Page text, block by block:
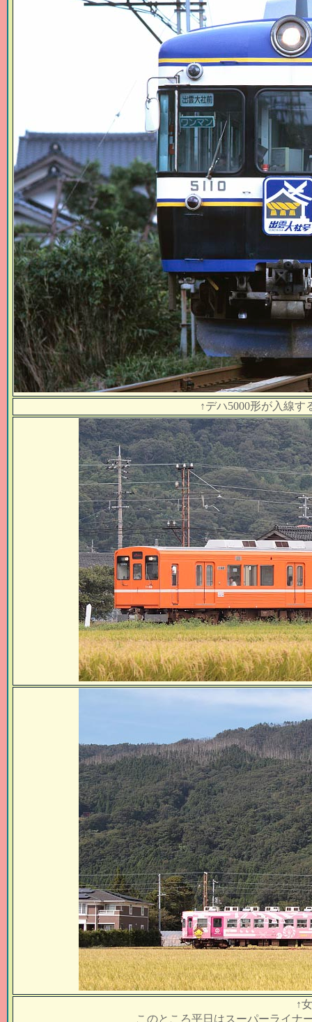
↑デハ5000形が入線
↑
このところ平日はスーパーライナ